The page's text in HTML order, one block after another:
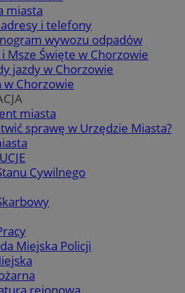
miasta
i telefony
wywozu odpadów
Msze Święte w Chorzowie
jazdy w Chorzowie
w Chorzowie
miasta
sprawę w Urzędzie Miasta?
Cywilnego
Miejska Policji